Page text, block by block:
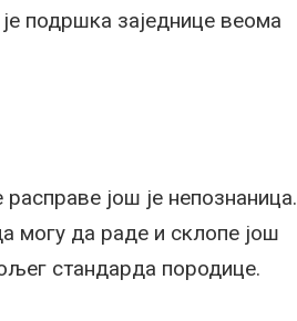
подршка заједнице веома
још је непознаница.
могу да раде и склопе још
стандарда породице.